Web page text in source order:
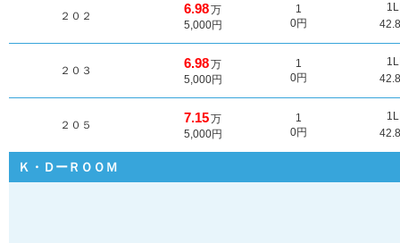
２０２ 6.98万
5,000円
1
0円
２０３ 6.98万
5,000円
1
0円
２０５ 7.15万
5,000円
1
0円
Ｋ・ＤーＲＯＯＭ